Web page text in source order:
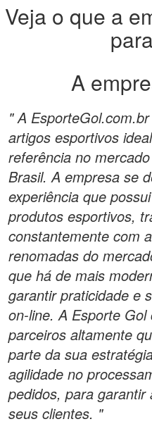
Veja o que a
A
" A
artigos esportivos
referência no
Brasil. A empresa se
experiência que
produtos esportivos,
constantemente com
renomadas do
que há de mais
garantir praticidade e
on-line. A Esporte
parceiros altamente
parte da sua
agilidade no
pedidos, para
seus clientes. "